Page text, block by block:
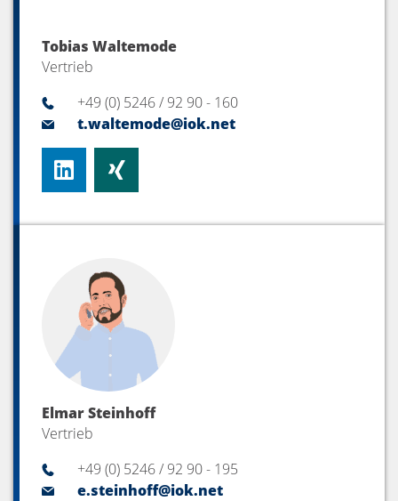
Tobias Waltemode
Vertrieb
+49 (0) 5246 / 92 90 - 160
t.waltemode@iok.net
Elmar Steinhoff
Vertrieb
+49 (0) 5246 / 92 90 - 195
e.steinhoff@iok.net